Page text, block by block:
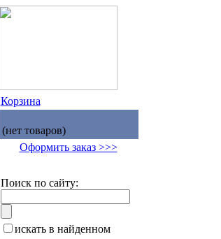
Корзина
(нет товаров)
Оформить заказ >>>
Поиск по сайту:
искать в найденном